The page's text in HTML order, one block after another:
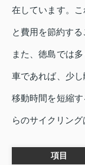
在しています。
と費用を節約する
また、徳島では
車であれば、少し
移動時間を短縮
らのサイクリング
項目